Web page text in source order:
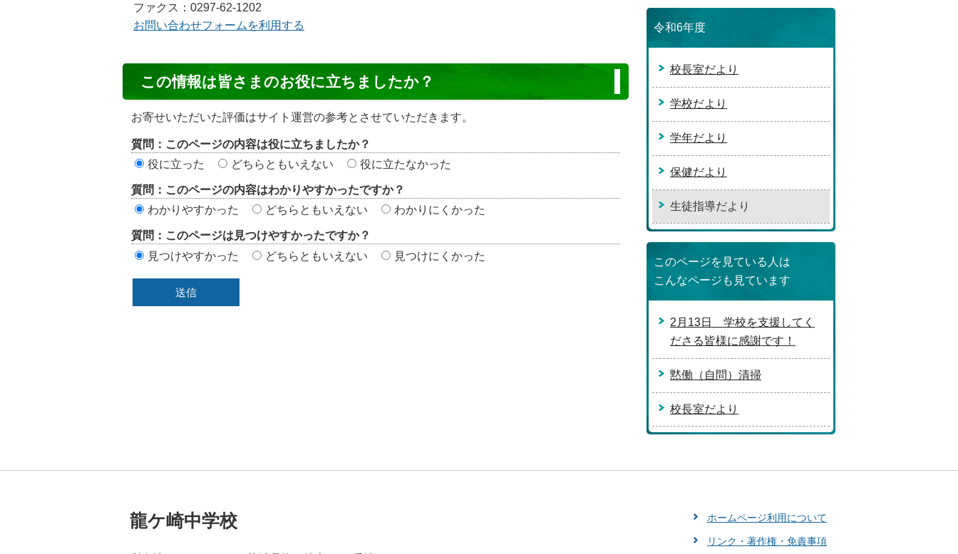
ファクス：0297-62-1202
お問い合わせフォームを利用する
ン
テ
ン
ツ
価
リ
ア
この情報は皆さまのお役に立ちましたか？
お寄せいただいた評価はサイト運営の参考とさせていただきます。
質問：このページの内容は役に立ちましたか？
役に立った
どちらともいえない 役に立たなかった
質問：このページの内容はわかりやすかったですか？
わかりやすかった
どちらともいえない わかりにくかった
質問：このページは見つけやすかったですか？
見つけやすかった
どちらともいえない 見つけにくかった
令和6年度
校長室だより
学校だより
学年だより
保健だより
生徒指導だより
このページを見ている人は
こんなページも見ています
2月13日 学校を支援してく
ださる皆様に感謝です！
黙働（自問）清掃
校長室だより
ホームページ利用について
リンク・著作権・免責事項
龍ケ崎中学校